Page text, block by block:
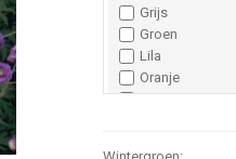
Grijs
Groen
Lila
Oranje
Paars